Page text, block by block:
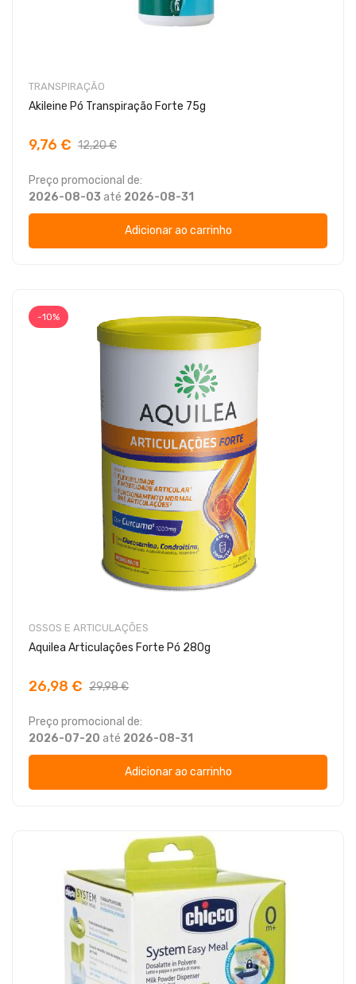
TRANSPIRAÇÃO
Akileine Pó Transpiração Forte 75g
9,76 € 12,20 €
Preço promocional de:
2026-08-03 até 2026-08-31
Adicionar ao carrinho
-10%
OSSOS E ARTICULAÇÕES
Aquilea Articulações Forte Pó 280g
26,98 € 29,98 €
Preço promocional de:
2026-07-20 até 2026-08-31
Adicionar ao carrinho